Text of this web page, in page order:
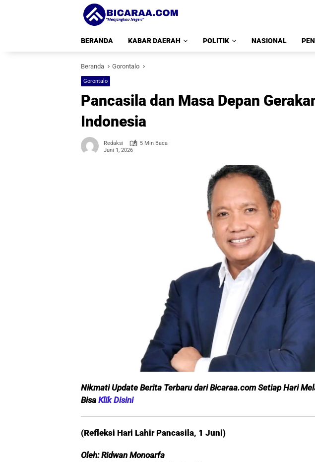
BERANDA KABAR DAERAH POLITIK NASIONAL
Beranda Gorontalo
Gorontalo
Pancasila dan Masa Depan
Indonesia
Redaksi
5 Min Baca
Juni 1, 2026
Nikmati Update Berita Terbaru dari Bicaraa.com Setiap Hari
Bisa Klik Disini
(Refleksi Hari Lahir Pancasila, 1 Juni)
Oleh: Ridwan Monoarfa